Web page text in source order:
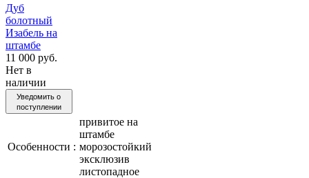
Дуб
болотный
Изабель на
штамбе
11 000 руб.
Нет в
наличии
Уведомить о
поступлении
Особенности :
привитое на
штамбе
морозостойкий
эксклюзив
листопадное